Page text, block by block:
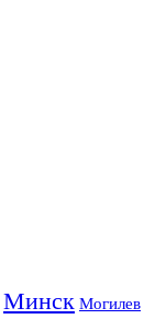
Минск Могилев